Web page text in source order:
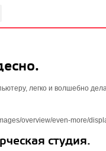
легко и волшебно
студия.